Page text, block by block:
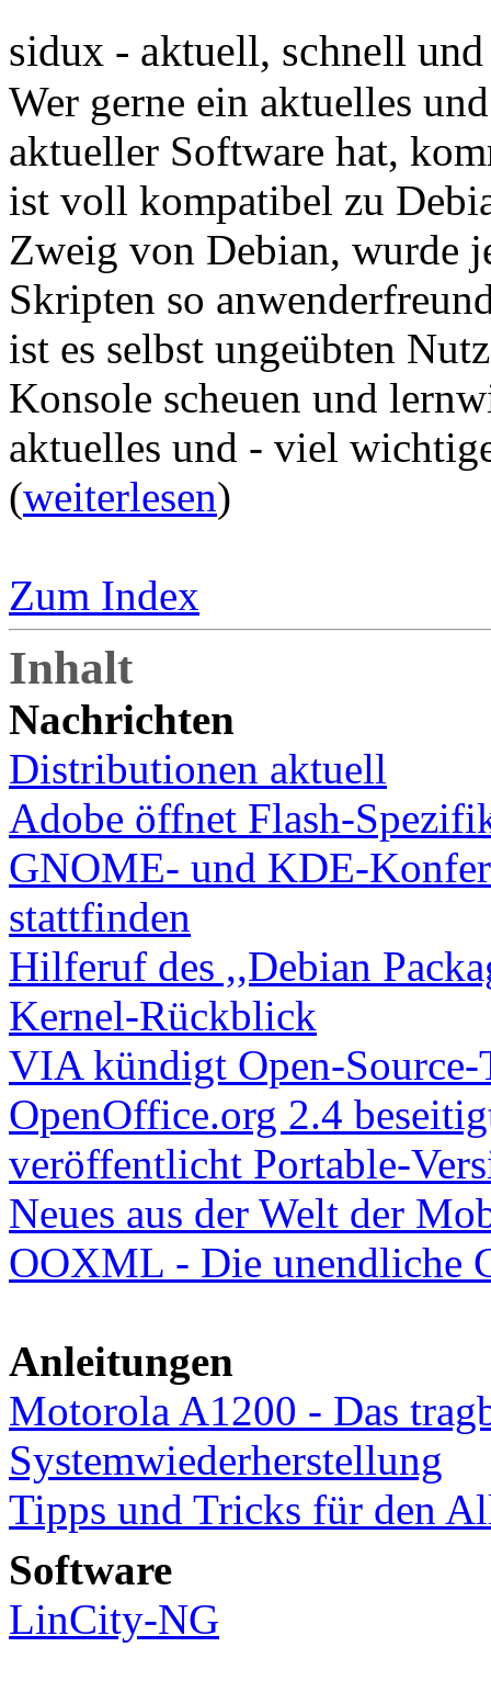
sidux - aktuell, schnell
Wer gerne ein aktuelles
aktueller Software hat,
ist voll kompatibel zu
Zweig von Debian, wurde
Skripten so
ist es selbst ungeübten
Konsole scheuen und
aktuelles und - viel
(weiterlesen)
Zum Index
Inhalt
Nachrichten
Distributionen aktuell
Adobe öffnet Flash-
GNOME- und KDE-
stattfinden
Hilferuf des ,,Debian
Kernel-Rückblick
VIA kündigt Open-
OpenOffice.org 2.4
veröffentlicht Portable-
Neues aus der Welt der
OOXML - Die unendliche
Anleitungen
Motorola A1200 - Das
Systemwiederherstellung
Tipps und Tricks für den
Software
LinCity-NG